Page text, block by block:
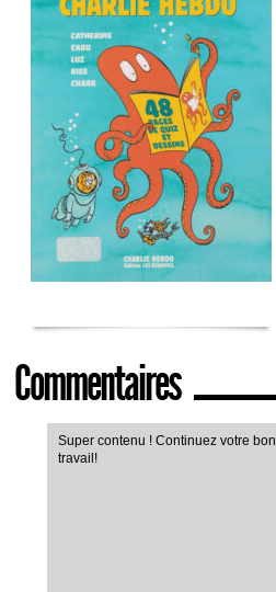
Commentaires
Super contenu ! Continuez votre bon
travail!